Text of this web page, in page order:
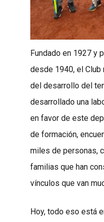
Fundado en 1927 y
desde 1940, el
del desarrollo del
desarrollado una
en favor de este
de formación,
miles de personas,
familias que han
vínculos que van
Hoy, todo eso está